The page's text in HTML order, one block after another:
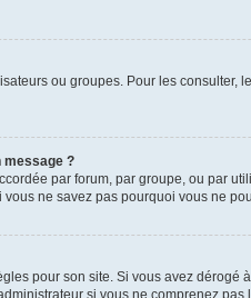
ou groupes. Pour les
message ?
par forum, par groupe, ou par
ne savez pas pourquoi vous ne
pour son site. Si vous avez dérogé
si vous ne comprenez pas